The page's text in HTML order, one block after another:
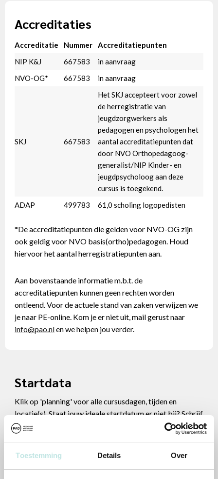
Toestemming Details Over
Accreditaties
Accreditatie Nummer
Accreditatiepunten
NIP K&J
667583
in aanvraag
NVO-OG*
667583 in aanvraag
SKJ 667583
Het SKJ accepteert voor zowel
de herregistratie van
jeugdzorgwerkers als
pedagogen en psychologen het
aantal accreditatiepunten dat
door NVO Orthopedagoog-
generalist/NIP Kinder- en
jeugdpsycholoog aan deze
cursus is toegekend.
ADAP
499783 61,0 scholing logopedisten
*De accreditatiepunten die gelden voor NVO-OG zijn
ook geldig voor NVO basis(ortho)pedagogen. Houd
hiervoor het aantal herregistratiepunten aan.
Aan bovenstaande informatie m.b.t. de
accreditatiepunten kunnen geen rechten worden
ontleend. Voor de actuele stand van zaken verwijzen we
je naar PE-online. Kom je er niet uit, mail gerust naar
info@pao.nlen we helpen jou verder.
Startdata
Klik op 'planning' voor alle cursusdagen, tijden en
locatie(s). Staat jouw ideale startdatum er niet bij? Schrijf
je dan in op de
Ma. 5 okt 2026 Utrecht